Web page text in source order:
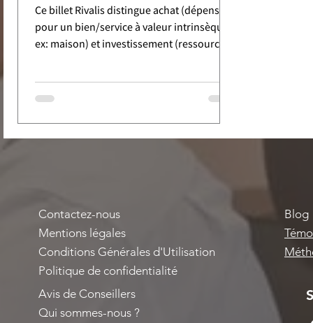
Ce billet Rivalis distingue achat (dépense
pour un bien/service à valeur intrinsèque,
ex: maison) et investissement (ressources
un outil de pilotage et d'expertise pour
rapide (dès le 3ème client), permettant une
Contactez-nous
Mentions légales
Conditions Générales d'Utilisation
Blog
Politique de confidentialité
Avis de Conseillers
Qui sommes-nous ?